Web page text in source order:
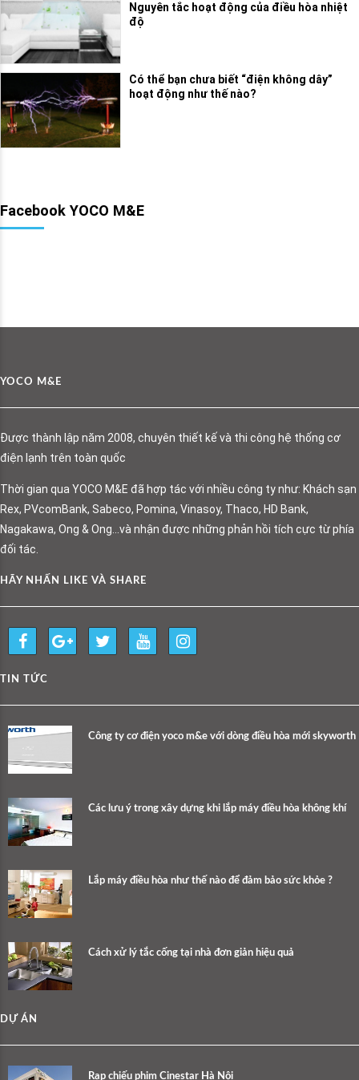
Nguyên tắc hoạt động của điều hòa nhiệt
độ
Có thể bạn chưa biết “điện không dây”
hoạt động như thế nào?
Facebook YOCO M&E
YOCO M&E
Được thành lập năm 2008, chuyên thiết kế và thi công hệ thống cơ
điện lạnh trên toàn quốc
Thời gian qua YOCO M&E đã hợp tác với nhiều công ty như: Khách sạn
Rex, PVcomBank, Sabeco, Pomina, Vinasoy, Thaco, HD Bank,
Nagakawa, Ong & Ong…và nhận được những phản hồi tích cực từ phía
đối tác.
HÃY NHẤN LIKE VÀ SHARE
TIN TỨC
Công ty cơ điện yoco m&e với dòng điều hòa mới skyworth
Các lưu ý trong xây dựng khi lắp máy điều hòa không khí
Lắp máy điều hòa như thế nào để đảm bảo sức khỏe ?
Cách xử lý tắc cống tại nhà đơn giản hiệu quả
DỰ ÁN
Rạp chiếu phim Cinestar Hà Nội